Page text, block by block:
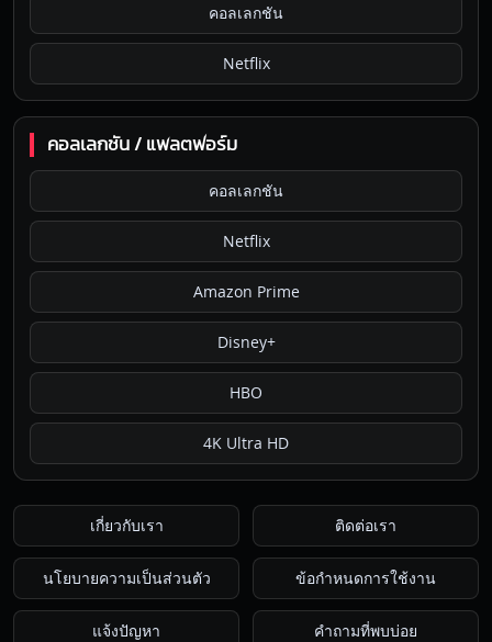
คอลเลกชัน
Netflix
คอลเลกชัน / แพลตฟอร์ม
คอลเลกชัน
Netflix
Amazon Prime
Disney+
HBO
4K Ultra HD
เกี่ยวกับเรา ติดต่อเรา
นโยบายความเป็นส่วนตัว ข้อกำหนดการใช้งาน
แจ้งปัญหา คำถามที่พบบ่อย